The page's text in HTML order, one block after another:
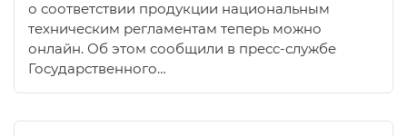
о соответствии продукции национальным
техническим регламентам теперь можно
онлайн. Об этом сообщили в пресс-службе
Государственного…